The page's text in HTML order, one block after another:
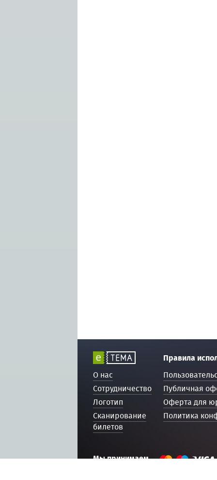
О нас
Сотрудничество
Логотип
Сканирование
билетов
Правила
Публичная
Оферта для
Политика
Мы принимаем